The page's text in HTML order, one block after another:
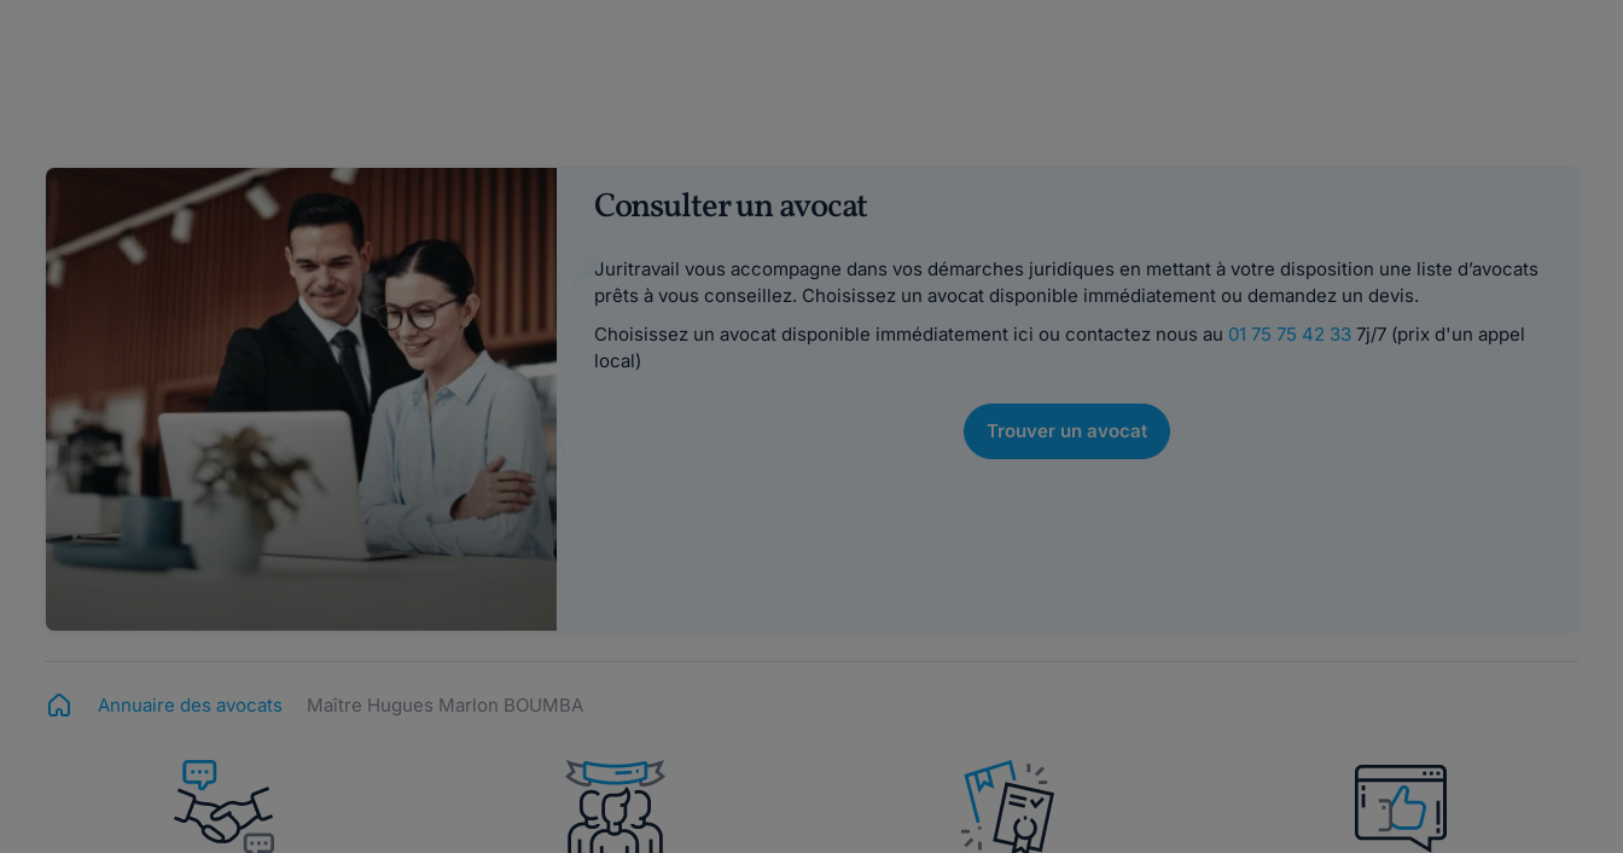
Consulter un avocat
Juritravail vous accompagne dans vos démarches juridiques en mettant à votre disposition une liste d’avocats
prêts à vous conseillez. Choisissez un avocat disponible immédiatement ou demandez un devis.
Choisissez un avocat disponible immédiatement ici ou contactez nous au 01 75 75 42 337j/7 (prix d'un appel
local)
Trouver un avocat
Annuaire des avocats Maître Hugues Marlon BOUMBA